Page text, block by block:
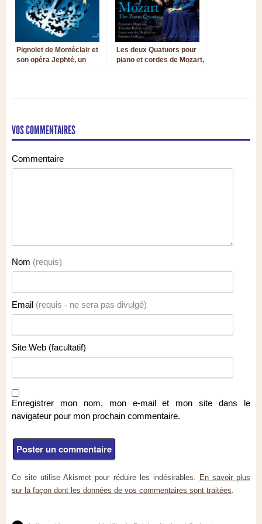
Pignolet de Montéclair et
son opéra Jephté, un
Les deux Quatuors pour
piano et cordes de Mozart,
VOS COMMENTAIRES
Commentaire
Nom (requis)
Email (requis - ne sera pas divulgé)
Site Web (facultatif)
Enregistrer mon nom, mon e-mail et mon site dans le
navigateur pour mon prochain commentaire.
Ce site utilise Akismet pour réduire les indésirables. En savoir plus
sur la façon dont les données de vos commentaires sont traitées